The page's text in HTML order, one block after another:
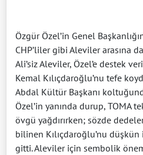
Özgür Özel’in Genel
CHP’liler gibi Aleviler arasına
Ali’siz Aleviler, Özel’e destek
Kemal Kılıçdaroğlu’nu tefe
Abdal Kültür Başkanı
Özel’in yanında durup, TOMA
övgü yağdırırken; sözde
bilinen Kılıçdaroğlu’nu
gitti. Aleviler için sembolik